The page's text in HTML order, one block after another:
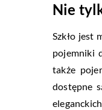
Nie
Szkło jest
pojemniki
także
dostępne